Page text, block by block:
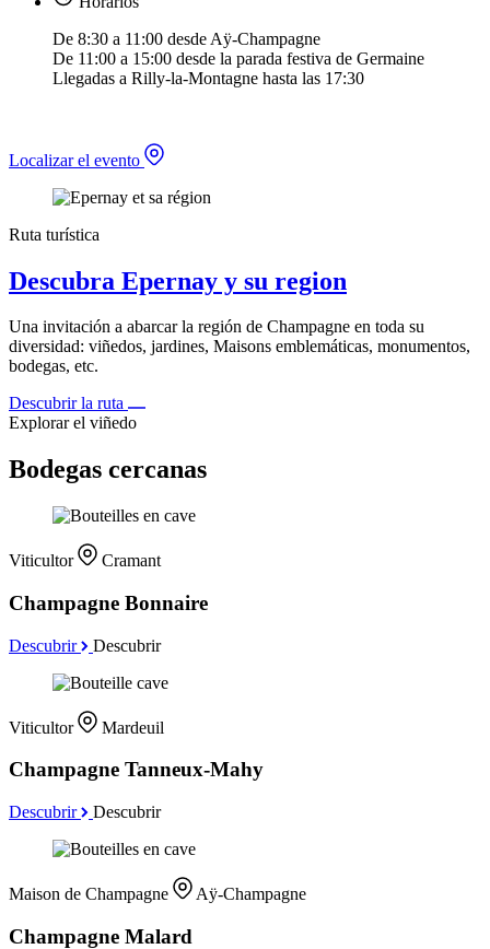
De 8:30 a 11:00 desde Aÿ-Champagne
De 11:00 a 15:00 desde la parada festiva de Germaine
Llegadas a Rilly-la-Montagne hasta las 17:30
Localizar el evento
Ruta turística
Descubra Epernay y su region
Una invitación a abarcar la región de Champagne en toda su
diversidad: viñedos, jardines, Maisons emblemáticas, monumentos,
bodegas, etc.
Descubrir la ruta
Explorar el viñedo
Bodegas cercanas
Viticultor Cramant
Champagne Bonnaire
Descubrir Descubrir
Viticultor Mardeuil
Champagne Tanneux-Mahy
Descubrir Descubrir
Maison de Champagne Aÿ-Champagne
Champagne Malard